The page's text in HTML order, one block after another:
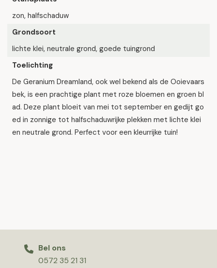
zon, halfschaduw
Grondsoort
lichte klei, neutrale grond, goede tuingrond
Toelichting
De Geranium Dreamland, ook wel bekend als de Ooievaars
bek, is een prachtige plant met roze bloemen en groen bl
ad. Deze plant bloeit van mei tot september en gedijt go
ed in zonnige tot halfschaduwrijke plekken met lichte klei
en neutrale grond. Perfect voor een kleurrijke tuin!
Bel ons
0572 35 21 31